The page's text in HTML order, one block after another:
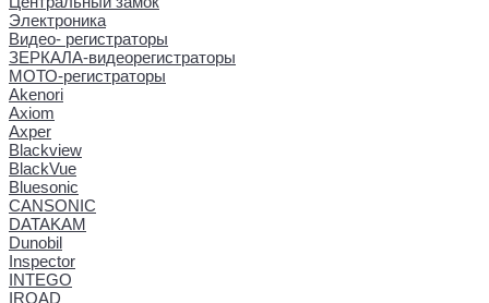
Электроника
Видео- регистраторы
ЗЕРКАЛА-видеорегистраторы
МОТО-регистраторы
Akenori
Axiom
Axper
Blackview
BlackVue
Bluesonic
CANSONIC
DATAKAM
Dunobil
Inspector
INTEGO
IROAD